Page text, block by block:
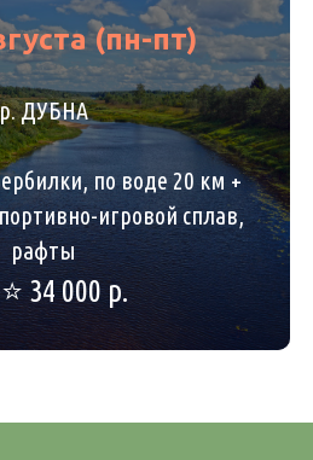
(пн-пт)
ДУБНА
по воде 20 км +
игровой сплав,
рафты
34 000 р.